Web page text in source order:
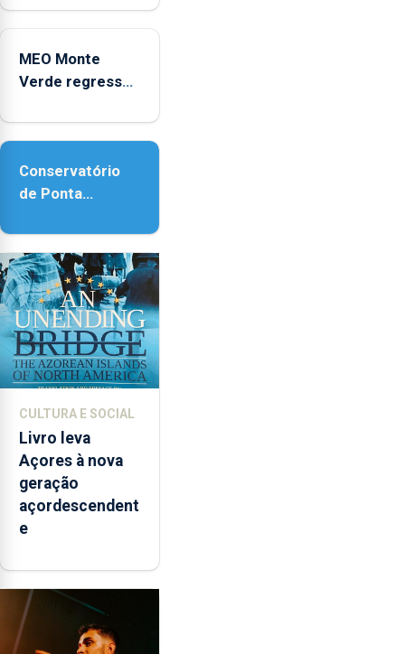
no Coliseu
MEO Monte
Verde regressa
acessibilidade
Conservatório
de Ponta
contar com
novos
instrumentos
CULTURA E SOCIAL
Livro leva
Açores à nova
geração
açordescendent
e